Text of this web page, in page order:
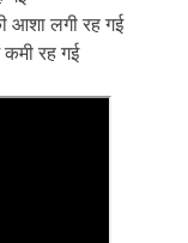
आशा लगी रह गई
रह गई